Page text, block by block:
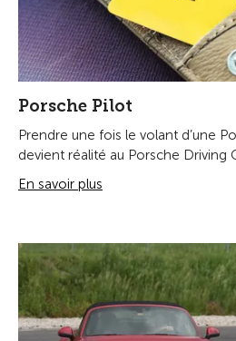
Porsche Pilot
Prendre une fois le volant d’une
devient réalité au Porsche Driving
En savoir plus